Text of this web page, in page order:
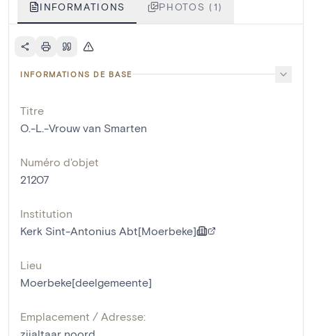
INFORMATIONS PHOTOS (1)
INFORMATIONS DE BASE
Titre
O.-L.-Vrouw van Smarten
Numéro d'objet
21207
Institution
Kerk Sint-Antonius Abt[Moerbeke]
Lieu
Moerbeke[deelgemeente]
Emplacement / Adresse:
zijaltaar noord